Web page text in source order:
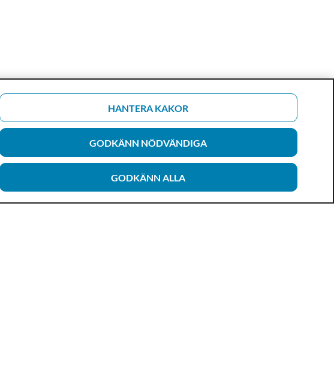
HANTERA KAKOR
GODKÄNN NÖDVÄNDIGA
GODKÄNN ALLA